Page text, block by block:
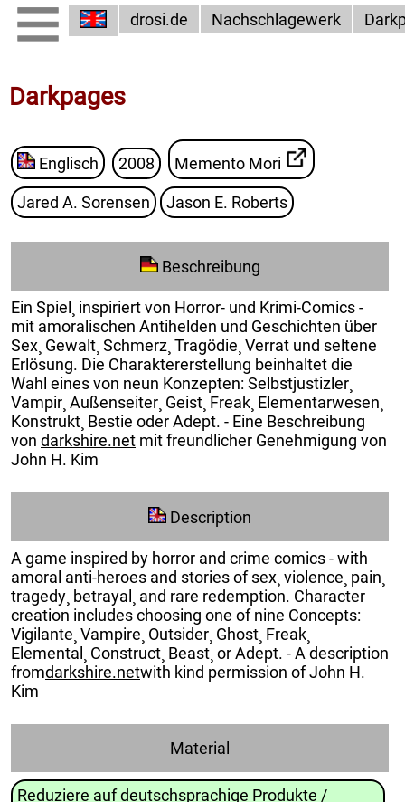
drosi.de Nachschlagewerk
Darkpages
Englisch 2008 Memento Mori
Jared A. Sorensen Jason E. Roberts
Beschreibung
Ein Spiel¸ inspiriert von Horror- und Krimi-Comics -
mit amoralischen Antihelden und Geschichten über
Sex¸ Gewalt¸ Schmerz¸ Tragödie¸ Verrat und seltene
Erlösung. Die Charaktererstellung beinhaltet die
Wahl eines von neun Konzepten: Selbstjustizler¸
Vampir¸ Außenseiter¸ Geist¸ Freak¸ Elementarwesen¸
Konstrukt¸ Bestie oder Adept. - Eine Beschreibung
von darkshire.net mit freundlicher Genehmigung von
John H. Kim
Description
A game inspired by horror and crime comics - with
amoral anti-heroes and stories of sex¸ violence¸ pain¸
tragedy¸ betrayal¸ and rare redemption. Character
creation includes choosing one of nine Concepts:
Vigilante¸ Vampire¸ Outsider¸ Ghost¸ Freak¸
Elemental¸ Construct¸ Beast¸ or Adept. - A description
fromdarkshire.netwith kind permission of John H.
Kim
Material
Reduziere auf deutschsprachige Produkte /